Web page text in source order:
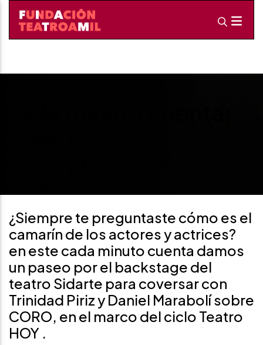
¿Siempre te preguntaste cómo es el
camarín de los actores y actrices?
en este cada minuto cuenta damos
un paseo por el backstage del
teatro Sidarte para coversar con
Trinidad Piriz y Daniel Marabolí sobre
CORO, en el marco del ciclo Teatro
HOY .